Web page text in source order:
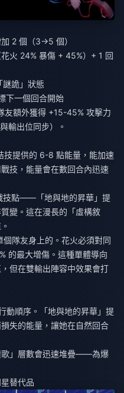
2 個（3→5 個）
火 24% 暴傷 + 45%）+ 1 回
詭」狀態
下一個回合開始
友額外獲得 +15-45% 攻擊力
輸出位同步）。
技提供的 6-8 點能量，能加速
技，能量會在數回合內迅速
技點——「地與地的昇華」提
變。這在漫長的「虛構敘
個隊友身上的。花火必須對同
的最大增傷。這種單體導向
但在雙輸出陣容中效果會打
動順序。「地與地的昇華」提
失的能量，讓她在自然回合
歌」層數會迅速堆疊——為爆
替代品